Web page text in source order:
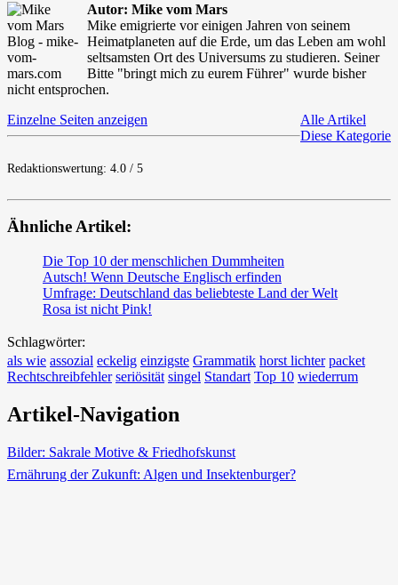
Autor: Mike vom Mars
Mike emigrierte vor einigen Jahren von seinem
Heimatplaneten auf die Erde, um das Leben am wohl
seltsamsten Ort des Universums zu studieren. Seiner
Bitte "bringt mich zu eurem Führer" wurde bisher
nicht entsprochen.
Einzelne Seiten anzeigen
Alle Artikel
Diese Kategorie
Redaktionswertung: 4.0 / 5
Ähnliche Artikel:
Die Top 10 der menschlichen Dummheiten
Autsch! Wenn Deutsche Englisch erfinden
Umfrage: Deutschland das beliebteste Land der Welt
Rosa ist nicht Pink!
Schlagwörter:
als wie assozial eckelig einzigste Grammatik horst lichter packet
Rechtschreibfehler seriösität singel Standart Top 10 wiederrum
Artikel-Navigation
Bilder: Sakrale Motive & Friedhofskunst
Ernährung der Zukunft: Algen und Insektenburger?